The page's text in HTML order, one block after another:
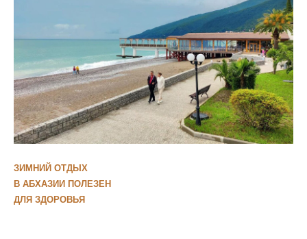
ЗИМНИЙ ОТДЫХ
В АБХАЗИИ ПОЛЕЗЕН
ДЛЯ ЗДОРОВЬЯ